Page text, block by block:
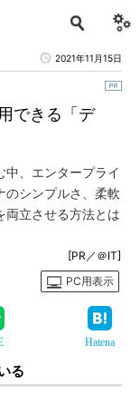
2021年11月15日
できる「デ
中、エンタープライ
のシンプルさ、柔軟
両立させる方法とは
[PR／＠IT]
PC用表示
Hatena
る